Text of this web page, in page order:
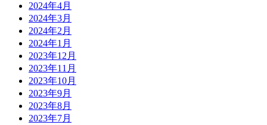
2024年4月
2024年3月
2024年2月
2024年1月
2023年12月
2023年11月
2023年10月
2023年9月
2023年8月
2023年7月